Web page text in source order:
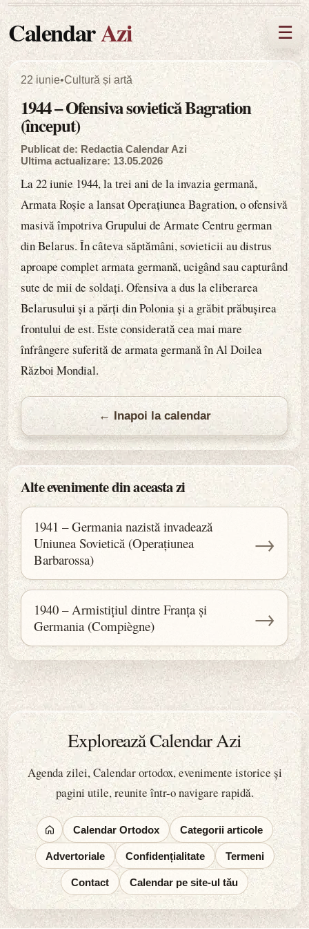
CalendarAzi ☰
22 iunie•Cultură și artă
1944 – Ofensiva sovietică Bagration
(început)
Publicat de: Redactia Calendar Azi
Ultima actualizare: 13.05.2026
La 22 iunie 1944, la trei ani de la invazia germană,
Armata Roșie a lansat Operațiunea Bagration, o ofensivă
masivă împotriva Grupului de Armate Centru german
din Belarus. În câteva săptămâni, sovieticii au distrus
aproape complet armata germană, ucigând sau capturând
sute de mii de soldați. Ofensiva a dus la eliberarea
Belarusului și a părți din Polonia și a grăbit prăbușirea
frontului de est. Este considerată cea mai mare
înfrângere suferită de armata germană în Al Doilea
Război Mondial.
← Inapoi la calendar
Alte evenimente din aceasta zi
1941 – Germania nazistă invadează
Uniunea Sovietică (Operațiunea
Barbarossa)
→
1940 – Armistițiul dintre Franța și
Germania (Compiègne)
→
Explorează Calendar Azi
Agenda zilei, Calendar ortodox, evenimente istorice și
pagini utile, reunite într-o navigare rapidă.
Calendar Ortodox Categorii articole
Advertoriale Confidențialitate Termeni
Contact Calendar pe site-ul tău